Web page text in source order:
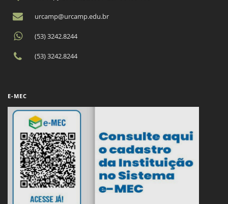
urcamp@urcamp.edu.br
(53) 3242.8244
(53) 3242.8244
E-MEC